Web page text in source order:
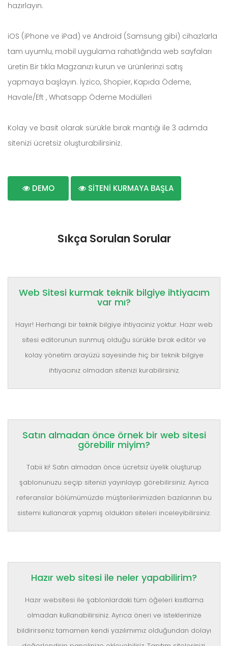
hazırlayın.
iOS (iPhone ve iPad) ve Android (Samsung gibi) cihazlarla
tam uyumlu, mobil uygulama rahatlığında web sayfaları
üretin Bir tıkla Magzanızı kurun ve ürünlerinzi satış
yapmaya başlayın. İyzico, Shopier, Kapıda Ödeme,
Havale/Eft , Whatsapp Ödeme Modülleri
Kolay ve basit olarak sürükle bırak mantığı ile 3 adımda
sitenizi ücretsiz oluşturabilirsiniz.
DEMO SİTENİ KURMAYA BAŞLA
Sıkça Sorulan Sorular
Web Sitesi kurmak teknik bilgiye ihtiyacım
var mı?
Hayır! Herhangi bir teknik bilgiye ihtiyaciniz yoktur. Hazır web
sitesi editorunun sunmuş olduğu sürükle bırak editör ve
kolay yönetim arayüzü sayesinde hiç bir teknik bilgiye
ihtiyacınız olmadan sitenizi kurabilirsiniz.
Satın almadan önce örnek bir web sitesi
görebilir miyim?
Tabii ki! Satın almadan önce ücretsiz üyelik oluşturup
şablonunuzu seçip sitenizi yayınlayıp görebilirsiniz. Ayrıca
referanslar bölümümüzde müşterilerimizden bazılarının bu
sistemi kullanarak yapmış oldukları siteleri inceleyibilirsiniz.
Hazır web sitesi ile neler yapabilirim?
Hazır websitesi ile şablonlardaki tüm öğeleri kısıtlama
olmadan kullanabilirsiniz. Ayrıca öneri ve isteklerinize
bildirirseniz tamamen kendi yazılımımız olduğundan dolayı